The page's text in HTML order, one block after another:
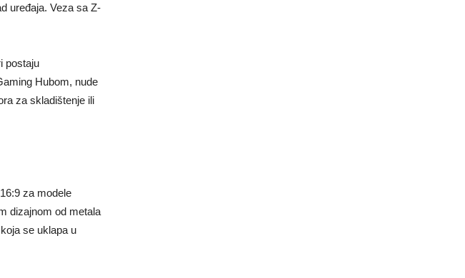
uređaja. Veza sa Z-
postaju
Hubom, nude
za skladištenje ili
za modele
dizajnom od metala
se uklapa u